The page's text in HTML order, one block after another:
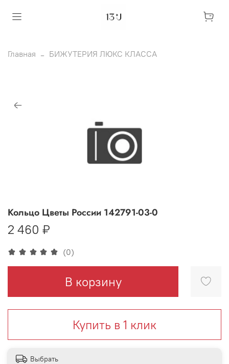
Главная БИЖУТЕРИЯ ЛЮКС КЛАССА
(0)
Кольцо Цветы России 142791-03-0
2 460 ₽
В корзину
Купить в 1 клик
Выбрать